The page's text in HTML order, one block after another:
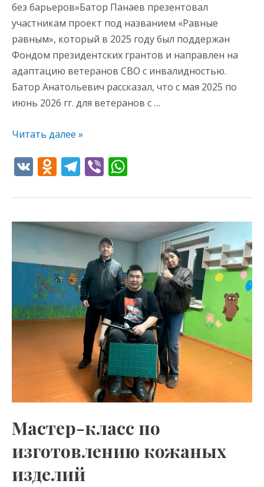
без барьеров»Батор Панаев презентовал
участникам проект под названием «Равные
равным», который в 2025 году был поддержан
Фондом президентских грантов и направлен на
адаптацию ветеранов СВО с инвалидностью.
Батор Анатольевич рассказал, что с мая 2025 по
июнь 2026 гг. для ветеранов с …
Читать далее »
V O
n
o
kl
as
s
ni
ki
T
e
gr
a
m
Vi
er at
s
A
p
p
Мастер-класс по
изготовлению кожаных
изделий
Мастер-
по
изготовлению
кожаных
изделий